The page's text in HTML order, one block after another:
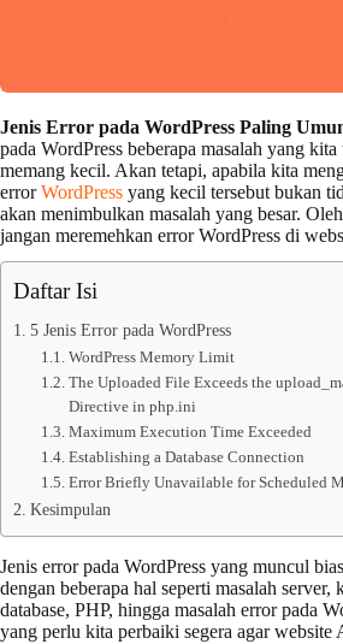
Jenis Error pada WordPress Paling
pada WordPress beberapa masalah yang kita
memang kecil. Akan tetapi, apabila kita
errorWordPress yang kecil tersebut bukan
akan menimbulkan masalah yang besar.
jangan meremehkan error WordPress di
Daftar Isi
5 Jenis Error pada WordPress
WordPress Memory Limit
The Uploaded File Exceeds the
Directive in php.ini
Maximum Execution Time Exceeded
Establishing a Database Connection
Error Briefly Unavailable for Scheduled
Kesimpulan
Jenis error pada WordPress yang muncul
dengan beberapa hal seperti masalah server,
database, PHP, hingga masalah error pada
yang perlu kita perbaiki segera agar website